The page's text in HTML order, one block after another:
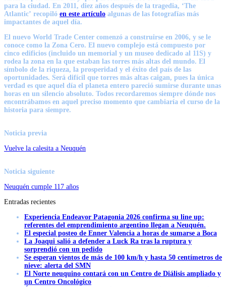
para la ciudad. En 2011, diez años después de la tragedia, ‘The
Atlantic’ recopiló en este artículo algunas de las fotografías más
impactantes de aquel día.
El nuevo World Trade Center comenzó a construirse en 2006, y se le
conoce como la Zona Cero. El nuevo complejo está compuesto por
cinco edificios (incluido un memorial y un museo dedicado al 11S) y
rodea la zona en la que estaban las torres más altas del mundo. El
símbolo de la riqueza, la prosperidad y el éxito del país de las
oportunidades. Será difícil que torres más altas caigan, pues la única
verdad es que aquel día el planeta entero pareció sumirse durante unas
horas en un silencio absoluto. Todos recordaremos siempre dónde nos
encontrábamos en aquel preciso momento que cambiaría el curso de la
historia para siempre.
Noticia previa
Vuelve la calesita a Neuquén
Noticia siguiente
Neuquén cumple 117 años
Entradas recientes
Experiencia Endeavor Patagonia 2026 confirma su line up:
referentes del emprendimiento argentino llegan a Neuquén.
El especial posteo de Enner Valencia a horas de sumarse a Boca
La Joaqui salió a defender a Luck Ra tras la ruptura y
sorprendió con un pedido
Se esperan vientos de más de 100 km/h y hasta 50 centímetros de
nieve: alerta del SMN
El Norte neuquino contará con un Centro de Diálisis ampliado y
un Centro Oncológico